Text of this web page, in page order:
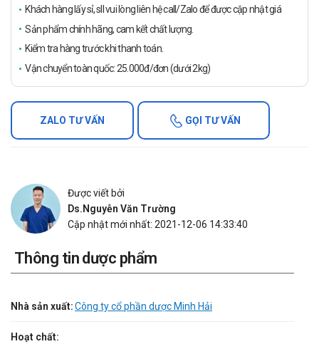
Khách hàng lấy sỉ, sll vui lòng liên hệ call/Zalo để được cập nhật giá
Sản phẩm chính hãng, cam kết chất lượng.
Kiểm tra hàng trước khi thanh toán.
Vận chuyển toàn quốc: 25.000đ/đơn (dưới 2kg)
ZALO TƯ VẤN GỌI TƯ VẤN
Được viết bởi
Ds.Nguyễn Văn Trường
Cập nhật mới nhất: 2021-12-06 14:33:40
Thông tin dược phẩm
Nhà sản xuất:Công ty cổ phần dược Minh Hải
Hoạt chất: